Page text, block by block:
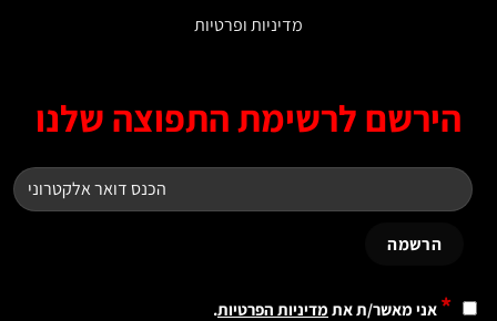
מדיניות ופרטיות
לרשימת התפוצה שלנו
אני מאשר/ת אתמדיניות הפרטיות.